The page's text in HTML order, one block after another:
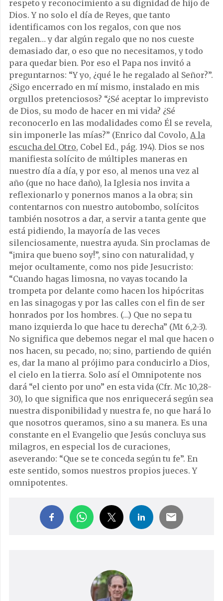
respeto y reconocimiento a su dignidad de hijo de
Dios. Y no solo el día de Reyes, que tanto
identificamos con los regalos, con que nos
regalen… y dar algún regalo que no nos cueste
demasiado dar, o eso que no necesitamos, y todo
para quedar bien. Por eso el Papa nos invitó a
preguntarnos: “Y yo, ¿qué le he regalado al Señor?”.
¿Sigo encerrado en mí mismo, instalado en mis
orgullos pretenciosos? “¿Sé aceptar lo imprevisto
de Dios, su modo de hacer en mi vida? ¿Sé
reconocerlo en las modalidades como Él se revela,
sin imponerle las mías?” (Enrico dal Covolo, A la
escucha del Otro, Cobel Ed., pág. 194). Dios se nos
manifiesta solícito de múltiples maneras en
nuestro día a día, y por eso, al menos una vez al
año (que no hace daño), la Iglesia nos invita a
reflexionarlo y ponernos manos a la obra; sin
contentarnos con nuestro autobombo, solícitos
también nosotros a dar, a servir a tanta gente que
está pidiendo, la mayoría de las veces
silenciosamente, nuestra ayuda. Sin proclamas de
“¡mira que bueno soy!”, sino con naturalidad, y
mejor ocultamente, como nos pide Jesucristo:
“Cuando hagas limosna, no vayas tocando la
trompeta por delante como hacen los hipócritas
en las sinagogas y por las calles con el fin de ser
honrados por los hombres. (…) Que no sepa tu
mano izquierda lo que hace tu derecha” (Mt 6,2-3).
No significa que debemos negar el mal que hacen o
nos hacen, su pecado, no; sino, partiendo de quién
es, dar la mano al prójimo para conducirlo a Dios,
el cielo en la tierra. Solo así el Omnipotente nos
dará “el ciento por uno” en esta vida (Cfr. Mc 10,28-
30), lo que significa que nos enriquecerá según sea
nuestra disponibilidad y nuestra fe, no que hará lo
que nosotros queramos, sino a su manera. Es una
constante en el Evangelio que Jesús concluya sus
milagros, en especial los de curaciones,
aseverando: “Que se te conceda según tu fe”. En
este sentido, somos nuestros propios jueces. Y
omnipotentes.